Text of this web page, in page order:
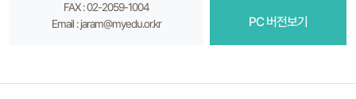
FAX : 02-2059-1004
Email : jaram@myedu.or.kr
PC 버전보기